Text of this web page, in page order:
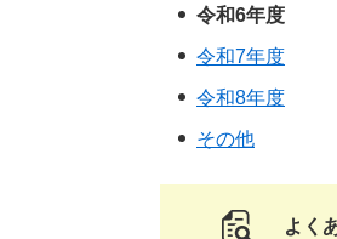
令和6年度
令和7年度
令和8年度
その他
よく